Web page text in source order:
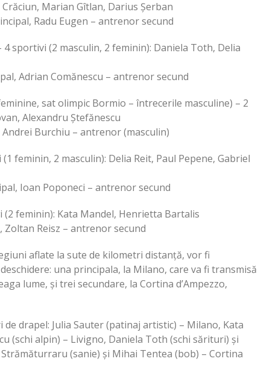
Marian Gîtlan, Darius Șerban
Radu Eugen – antrenor secund
sportivi (2 masculin, 2 feminin): Daniela Toth, Delia
Adrian Comănescu – antrenor secund
sat olimpic Bormio – întrecerile masculine) – 2
Alexandru Ștefănescu
Burchiu – antrenor (masculin)
feminin, 2 masculin): Delia Reit, Paul Pepene, Gabriel
Ioan Poponeci – antrenor secund
feminin): Kata Mandel, Henrietta Bartalis
Reisz – antrenor secund
aflate la sute de kilometri distanță, vor fi
una principala, la Milano, care va fi transmisă
lume, și trei secundare, la Cortina d’Ampezzo,
drapel: Julia Sauter (patinaj artistic) – Milano, Kata
(schi alpin) – Livigno, Daniela Toth (schi sărituri) și
(sanie) și Mihai Tentea (bob) – Cortina